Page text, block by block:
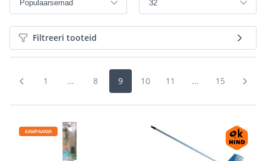
Filtreeri tooteid
1 ... 8 9 10 11 ... 15
KAMPAANIA